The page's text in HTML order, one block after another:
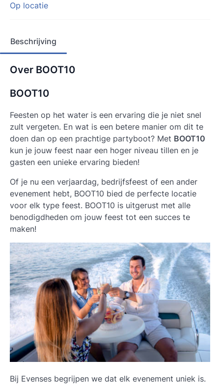
Op locatie
Beschrijving
Over BOOT10
BOOT10
Feesten op het water is een ervaring die je niet snel
zult vergeten. En wat is een betere manier om dit te
doen dan op een prachtige partyboot? Met BOOT10
kun je jouw feest naar een hoger niveau tillen en je
gasten een unieke ervaring bieden!
Of je nu een verjaardag, bedrijfsfeest of een ander
evenement hebt, BOOT10 bied de perfecte locatie
voor elk type feest. BOOT10 is uitgerust met alle
benodigdheden om jouw feest tot een succes te
maken!
Bij Evenses begrijpen we dat elk evenement uniek is.